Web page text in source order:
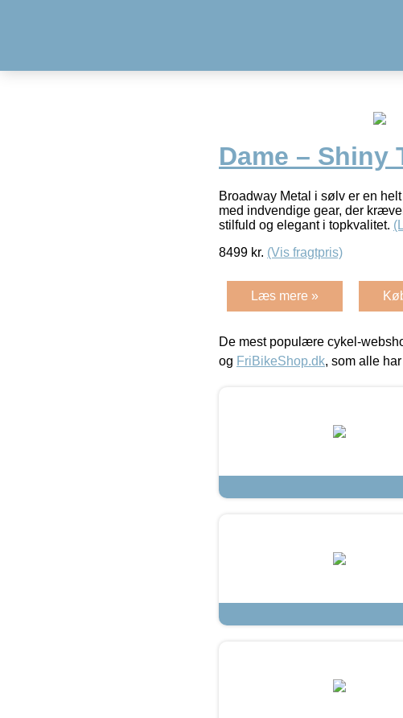
Dame – Shiny
Broadway Metal i sølv er en
med indvendige gear, der
stilfuld og elegant i topkvalitet.
8499 kr. (Vis fragtpris)
Læs mere »
De mest populære cykel-
og FriBikeShop.dk, som alle